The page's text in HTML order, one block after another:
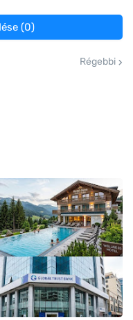
(0)
Régebbi